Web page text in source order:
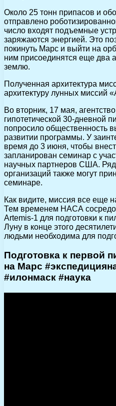
Около 25 тонн припасов и
отправлено
число входят подъемные
заряжаются энергией. Это
покинуть Марс и выйти на
ним присоединятся еще два
землю.
Полученная архитектура
архитектуру лунных миссий
Во вторник, 17 мая,
гипотетической 30-дневной
попросило общественность
развитии программы. У
время до 3 июня, чтобы
запланирован семинар с
научных партнеров США.
организаций также могут
семинаре.
Как видите, миссия все еще
Тем временем НАСА
Artemis-1 для подготовки к
Луну в конце этого
людьми необходима для
Подготовка к первой
на Марс
#илонмаск #наука